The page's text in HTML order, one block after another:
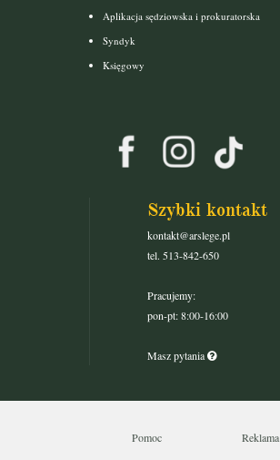
Aplikacja sędziowska i prokuratorska
Syndyk
Księgowy
Szybki kontakt
kontakt@arslege.pl
tel. 513-842-650
Pracujemy:
pon-pt: 8:00-16:00
Masz pytania
Pomoc Reklama